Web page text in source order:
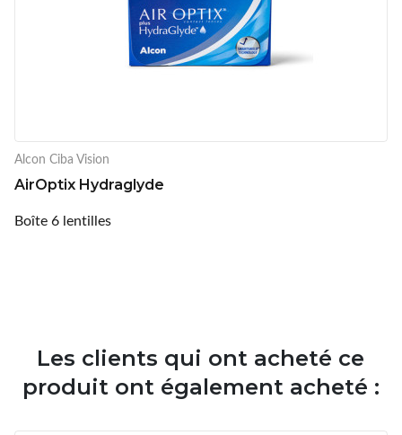
Alcon Ciba Vision
AirOptix Hydraglyde
Boîte 6 lentilles
Les clients qui ont acheté ce
produit ont également acheté :